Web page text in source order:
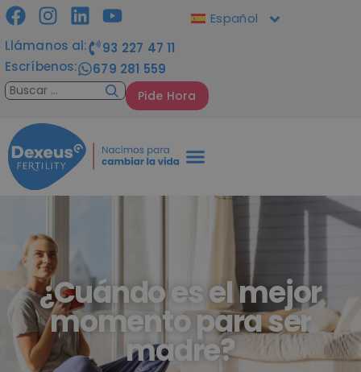
Llámanos al:
93 227 47 11
Escríbenos:
679 281 559
Pide Hora
Español
¿Cuándo es el mejor
momento para ser
madre?